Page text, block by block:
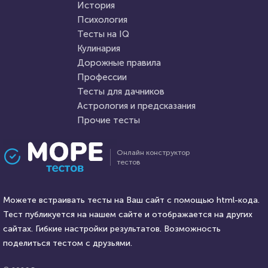
Пройти тест
30 октября 2020 12439
Профессии
писателем?
Илья Кузнецов HTML - код
26 августа 2020
Проходили 428 раз
Тест: Какие самые большие
города мира?
Онлайн конструктор
тестов
Можете встраивать тесты на Ваш сайт с помощью html-кода.
Тест публикуется на нашем сайте и отображается на других
сайтах. Гибкие настройки результатов. Возможность
поделиться тестом с друзьями.
История
Психология
Тесты на IQ
Кулинария
Дорожные правила
Профессии
Тесты для дачников
Астрология и предсказания
Прочие тесты